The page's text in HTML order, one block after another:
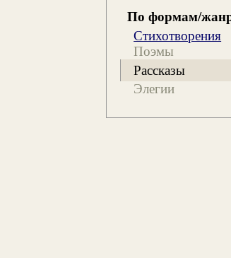
По формам/
Стихотворения
Поэмы
Рассказы
Элегии